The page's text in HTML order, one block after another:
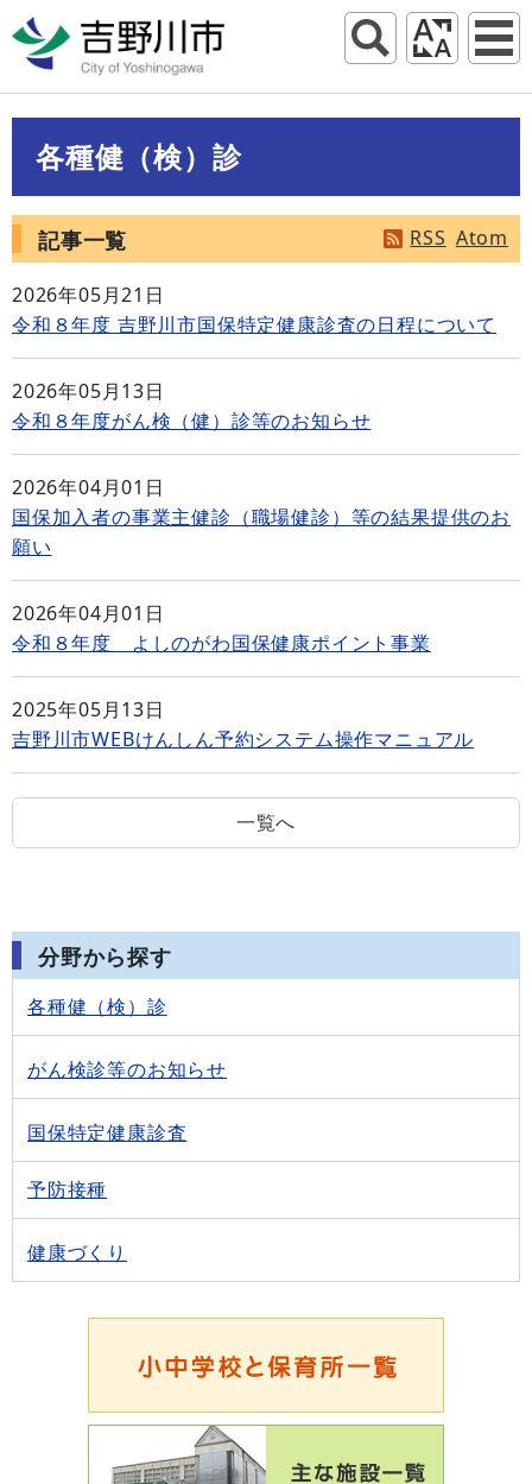
各種健（検）診
記事一覧 RSS Atom
2026年05月21日
令和８年度 吉野川市国保特定健康診査の日程について
2026年05月13日
令和８年度がん検（健）診等のお知らせ
2026年04月01日
国保加入者の事業主健診（職場健診）等の結果提供のお
願い
2026年04月01日
令和８年度 よしのがわ国保健康ポイント事業
2025年05月13日
吉野川市WEBけんしん予約システム操作マニュアル
一覧へ
分野から探す
各種健（検）診
がん検診等のお知らせ
国保特定健康診査
予防接種
健康づくり